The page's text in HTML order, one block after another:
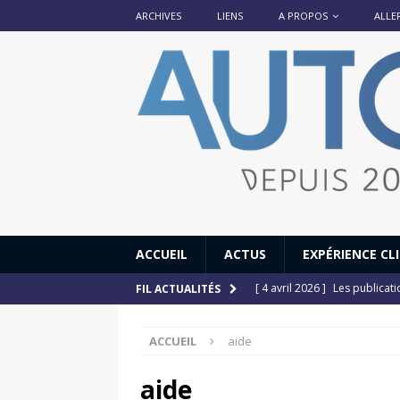
ARCHIVES LIENS A PROPOS
ACCUEIL ACTUS EXPÉRIENCE
FIL ACTUALITÉS [ 4 avril 2026 ] Les
ACCUEIL aide
aide